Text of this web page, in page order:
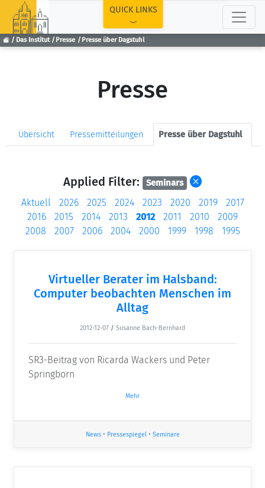
Das Institut Presse Presse über Dagstuhl
QUICK LINKS
Presse
Übersicht Pressemitteilungen Presse über Dagstuhl
Applied Filter: Seminars
Aktuell 2026 2025 2024 2023 2020 2019
2017
2016
2015 2014 2013 2012 2011 2010
2009
2008
2007 2006 2004 2000 1999 1998 1995
Virtueller Berater im Halsband:
Computer beobachten Menschen im
Alltag
2012-12-07 / Susanne Bach-Bernhard
SR3-Beitrag von Ricarda Wackers und Peter
Springborn
Mehr
News• Pressespiegel• Seminare